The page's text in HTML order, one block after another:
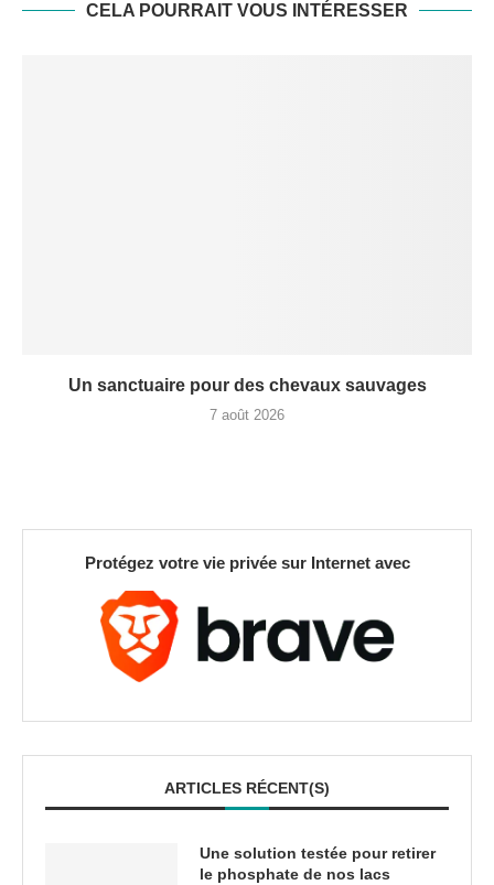
CELA POURRAIT VOUS INTÉRESSER
Un sanctuaire pour des chevaux sauvages
7 août 2026
Protégez votre vie privée sur Internet avec
ARTICLES RÉCENT(S)
Une solution testée pour retirer
le phosphate de nos lacs